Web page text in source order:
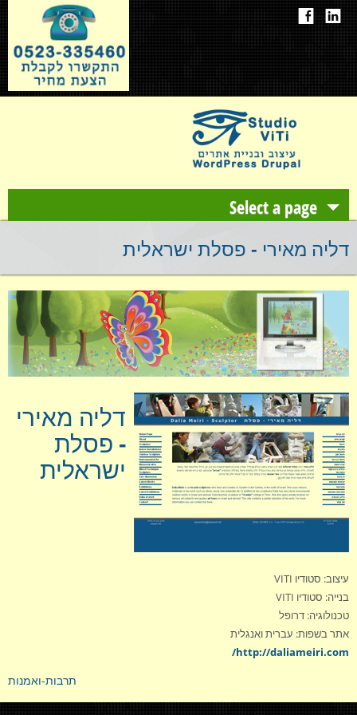
Select a page
אודות
עיצוב ובניית אתרים
תיק עבודות
אחסון
תחזוקה
המלצות
דליה מאירי - פסלת ישראלית
דליה מאירי
- פסלת
ישראלית
עיצוב: סטודיו VITI
בנייה: סטודיו VITI
טכנולוגיה: דרופל
אתר בשפות: עברית ואנגלית
http://daliameiri.com/
תרבות-ואמנות